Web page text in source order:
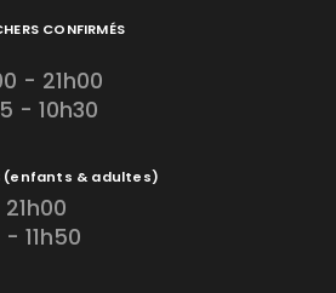
CONFIRMÉS
- 21h00
- 10h30
(enfants & adultes)
11h50